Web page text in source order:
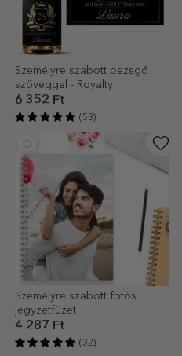
Személyre szabott pezsgő
szöveggel - Royalty
6 352 Ft
(53)
Személyre szabott fotós
jegyzetfüzet
4 287 Ft
(32)